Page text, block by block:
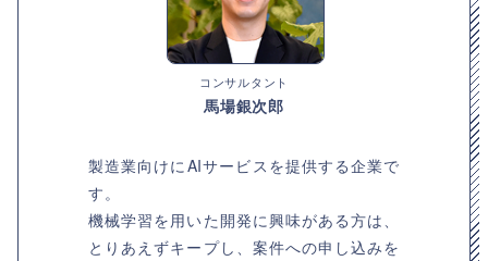
コンサルタント
馬場銀次郎
製造業向けにAIサービスを提供する企業で
す。
機械学習を用いた開発に興味がある方は、
とりあえずキープし、案件への申し込みを